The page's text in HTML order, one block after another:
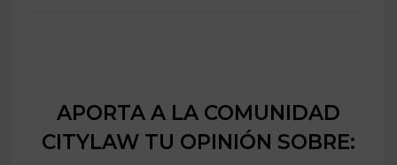
APORTA A LA COMUNIDAD
CITYLAW TU OPINIÓN SOBRE: